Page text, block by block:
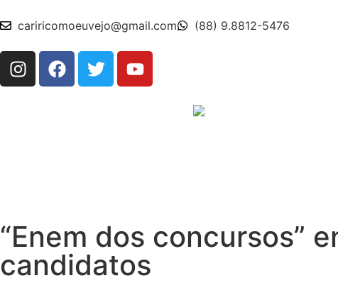
cariricomoeuvejo@gmail.com (88) 9.8812-5476
“Enem dos concursos”
candidatos